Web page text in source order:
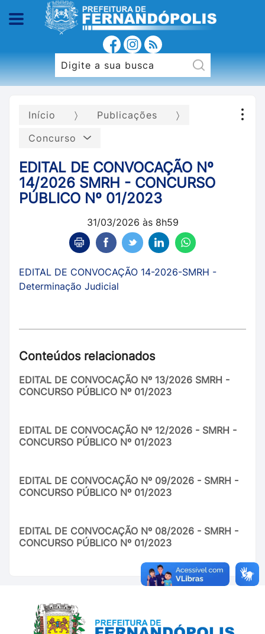
Início
Publicações
Concurso
EDITAL DE CONVOCAÇÃO Nº
14/2026 SMRH - CONCURSO
PÚBLICO Nº 01/2023
31/03/2026 às 8h59
EDITAL DE CONVOCAÇÃO 14-2026-SMRH -
Determinação Judicial
Conteúdos relacionados
EDITAL DE CONVOCAÇÃO Nº 13/2026 SMRH -
CONCURSO PÚBLICO Nº 01/2023
EDITAL DE CONVOCAÇÃO Nº 12/2026 - SMRH -
CONCURSO PÚBLICO Nº 01/2023
EDITAL DE CONVOCAÇÃO Nº 09/2026 - SMRH -
CONCURSO PÚBLICO Nº 01/2023
EDITAL DE CONVOCAÇÃO Nº 08/2026 - SMRH -
CONCURSO PÚBLICO Nº 01/2023